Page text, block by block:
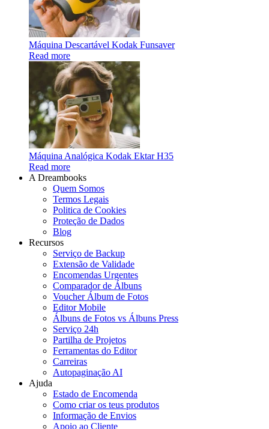
Máquina Descartável Kodak Funsaver
Read more
Máquina Analógica Kodak Ektar H35
Read more
A Dreambooks
Quem Somos
Termos Legais
Politica de Cookies
Proteção de Dados
Blog
Recursos
Serviço de Backup
Extensão de Validade
Encomendas Urgentes
Comparador de Álbuns
Voucher Álbum de Fotos
Editor Mobile
Álbuns de Fotos vs Álbuns Press
Serviço 24h
Partilha de Projetos
Ferramentas do Editor
Carreiras
Autopaginação AI
Ajuda
Estado de Encomenda
Como criar os teus produtos
Informação de Envios
Apoio ao Cliente